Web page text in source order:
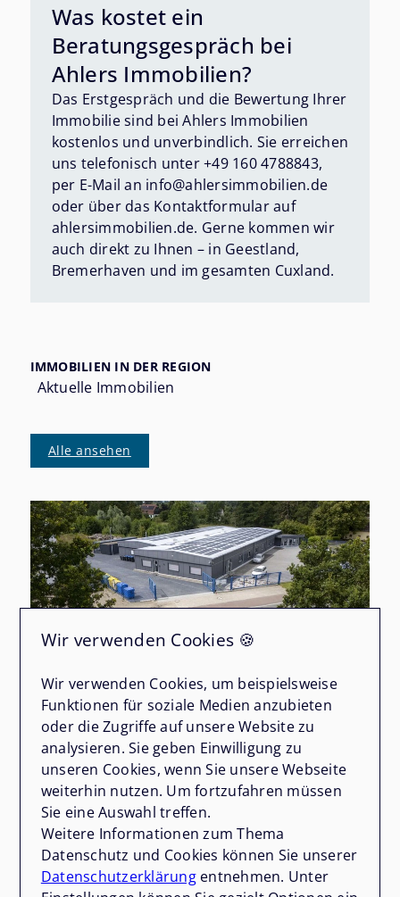
außerdem eine Sanierung und
Finanzierungsberatung.
Haushaltsauflösungen und
Entrümpelungen bieten wir als
Servicedienstleistung ebenso an. Als
inhabergeführtes Unternehmen sind Ihre
Ansprechpartner bei uns immer dieselben
– vom ersten Gespräch bis zur
Schlüsselübergabe.
Was kostet ein
Beratungsgespräch bei
Ahlers Immobilien?
Das Erstgespräch und die Bewertung Ihrer
Immobilie sind bei Ahlers Immobilien
kostenlos und unverbindlich. Sie erreichen
uns telefonisch unter +49 160 4788843,
per E-Mail an info@ahlersimmobilien.de
oder über das Kontaktformular auf
ahlersimmobilien.de. Gerne kommen wir
auch direkt zu Ihnen – in Geestland,
Bremerhaven und im gesamten Cuxland.
IMMOBILIEN IN DER REGION
Aktuelle Immobilien
Alle ansehen
NEU
27637 Wurster Nordseeküste
Exklusive Bürofläche mit
modernster Smart-Home-
Technologie im Grünen
Büro / Praxen zu kaufen
Bürofläche
Zimmer
Wir verwenden Cookies 🍪
Wir verwenden Cookies, um beispielsweise
Funktionen für soziale Medien anzubieten
oder die Zugriffe auf unsere Website zu
analysieren. Sie geben Einwilligung zu
unseren Cookies, wenn Sie unsere Webseite
weiterhin nutzen. Um fortzufahren müssen
Sie eine Auswahl treffen.
Weitere Informationen zum Thema
Datenschutz und Cookies können Sie unserer
Datenschutzerklärungentnehmen. Unter